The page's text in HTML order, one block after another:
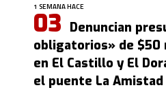
1 SEMANA HACE
Denuncian
obligatorios» de $50
en El Castillo y El
el puente La Amistad